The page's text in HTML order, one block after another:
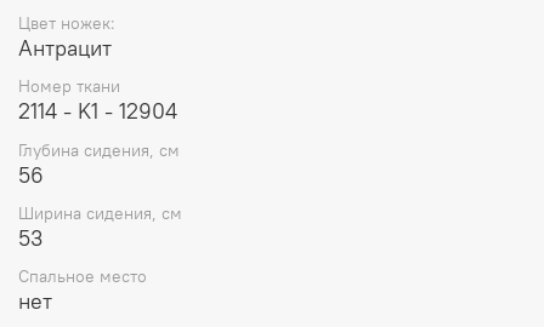
Цвет ножек:
Антрацит
Номер ткани
2114 - K1 - 12904
Глубина сидения, см
56
Ширина сидения, см
53
Спальное место
нет